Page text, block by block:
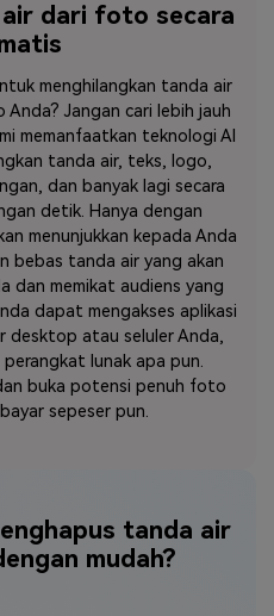
dari foto secara
menghilangkan tanda air
Jangan cari lebih jauh
memanfaatkan teknologi AI
tanda air, teks, logo,
dan banyak lagi secara
detik. Hanya dengan
menunjukkan kepada Anda
bebas tanda air yang akan
dan memikat audiens yang
dapat mengakses aplikasi
desktop atau seluler Anda,
lunak apa pun.
buka potensi penuh foto
sepeser pun.
tanda air
mudah?